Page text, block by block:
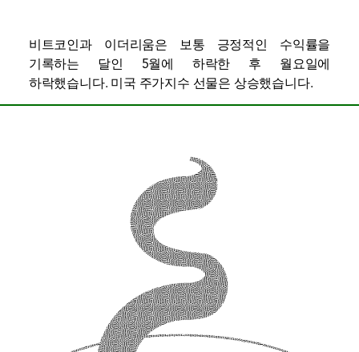
비트코인과 이더리움은 보통 긍정적인 수익률을
기록하는 달인 5월에 하락한 후 월요일에
하락했습니다. 미국 주가지수 선물은 상승했습니다.